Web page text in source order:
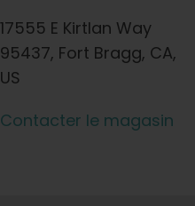
17555 E Kirtlan Way
95437, Fort Bragg, CA,
US
Contacter le magasin